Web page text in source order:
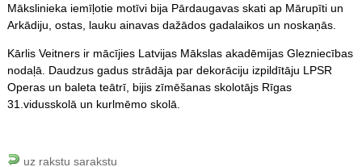
Mākslinieka iemīļotie motīvi bija Pārdaugavas skati ap Mārupīti un
Arkādiju, ostas, lauku ainavas dažādos gadalaikos un noskaņās.
Kārlis Veitners ir mācījies Latvijas Mākslas akadēmijas Glezniecības
nodaļā. Daudzus gadus strādāja par dekorāciju izpildītāju LPSR
Operas un baleta teātrī, bijis zīmēšanas skolotājs Rīgas
31.vidusskolā un kurlmēmo skolā.
uz rakstu sarakstu